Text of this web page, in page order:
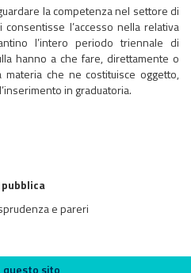
la competenza nel settore di
l’accesso nella relativa
l’intero periodo triennale di
hanno a che fare, direttamente o
che ne costituisce oggetto,
in graduatoria.
pubblica
e pareri
questo sito